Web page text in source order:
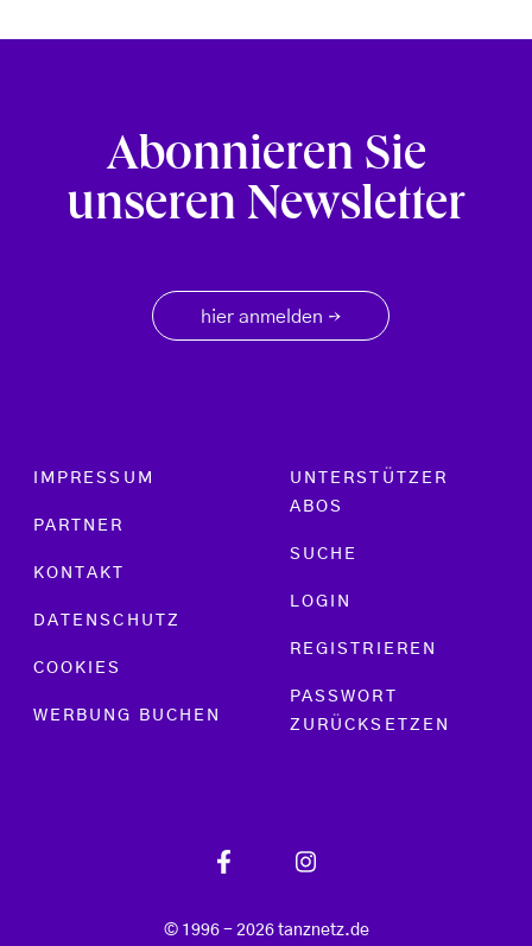
Abonnieren Sie
unseren Newsletter
hier anmelden →
Footer menu
IMPRESSUM
PARTNER
KONTAKT
DATENSCHUTZ
COOKIES
WERBUNG BUCHEN
UNTERSTÜTZER
ABOS
SUCHE
LOGIN
REGISTRIEREN
PASSWORT
ZURÜCKSETZEN
© 1996 - 2026 tanznetz.de